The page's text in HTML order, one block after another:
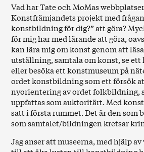
Vad har Tate och MoMas
Konstfrämjandets projekt med
konstbildning för dig?” att göra?
för mig har med lärande att göra,
kan lära mig om konst genom att
utställning, samtala om konst, se
eller besöka ett konstmuseum på
ordet konstbildning som ett försök
nyorientering av ordet folkbildning,
uppfattas som auktoritärt. Med
satt i första rummet. Det är den som
som samtalet/bildningen kretsar
Jag anser att museerna, med hjälp